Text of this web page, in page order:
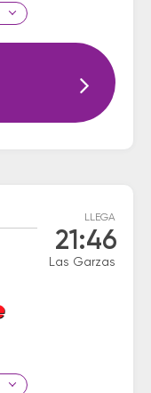
LLEGA
21:46
Las Garzas